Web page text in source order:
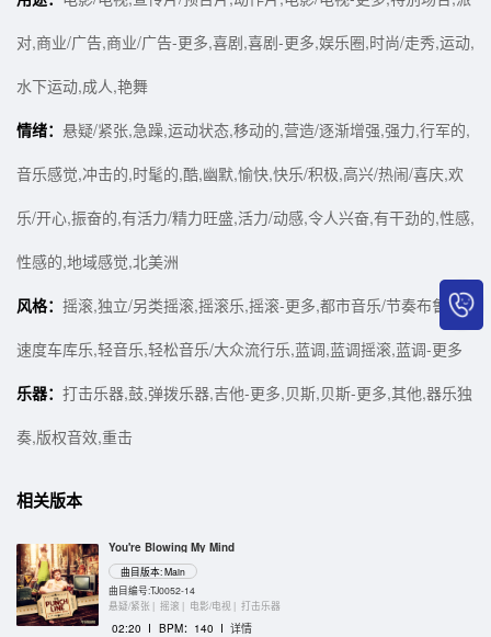
对,商业/广告,商业/广告-更多,喜剧,喜剧-更多,娱乐圈,时尚/走秀,运动,
水下运动,成人,艳舞
情绪： 悬疑/紧张,急躁,运动状态,移动的,营造/逐渐增强,强力,行军的,
音乐感觉,冲击的,时髦的,酷,幽默,愉快,快乐/积极,高兴/热闹/喜庆,欢
乐/开心,振奋的,有活力/精力旺盛,活力/动感,令人兴奋,有干劲的,性感,
性感的,地域感觉,北美洲
风格： 摇滚,独立/另类摇滚,摇滚乐,摇滚-更多,都市音乐/节奏布鲁斯,
速度车库乐,轻音乐,轻松音乐/大众流行乐,蓝调,蓝调摇滚,蓝调-更多
乐器： 打击乐器,鼓,弹拨乐器,吉他-更多,贝斯,贝斯-更多,其他,器乐独
奏,版权音效,重击
相关版本
You're Blowing My Mind
曲目版本: Main
曲目编号:TJ0052-14
悬疑/紧张 | 摇滚 | 电影/电视 | 打击乐器
02:20 I BPM：140 I 详情